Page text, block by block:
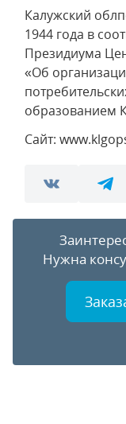
Калужский
1944 года в
Президиума
«Об
образованием
Сайт:
Нужна